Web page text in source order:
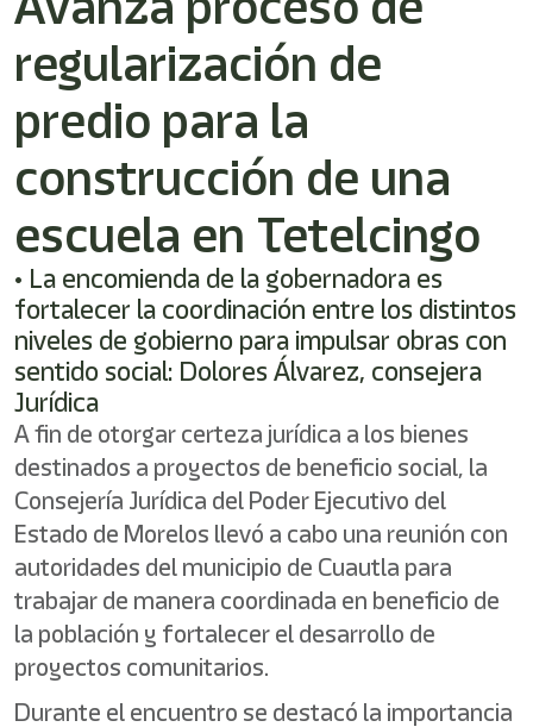
regularización de
predio para la
construcción de una
escuela en Tetelcingo
• La encomienda de la gobernadora es
fortalecer la coordinación entre los distintos
niveles de gobierno para impulsar obras con
sentido social: Dolores Álvarez, consejera
Jurídica
A fin de otorgar certeza jurídica a los bienes
destinados a proyectos de beneficio social, la
Consejería Jurídica del Poder Ejecutivo del
Estado de Morelos llevó a cabo una reunión con
autoridades del municipio de Cuautla para
trabajar de manera coordinada en beneficio de
la población y fortalecer el desarrollo de
proyectos comunitarios.
Durante el encuentro se destacó la importancia